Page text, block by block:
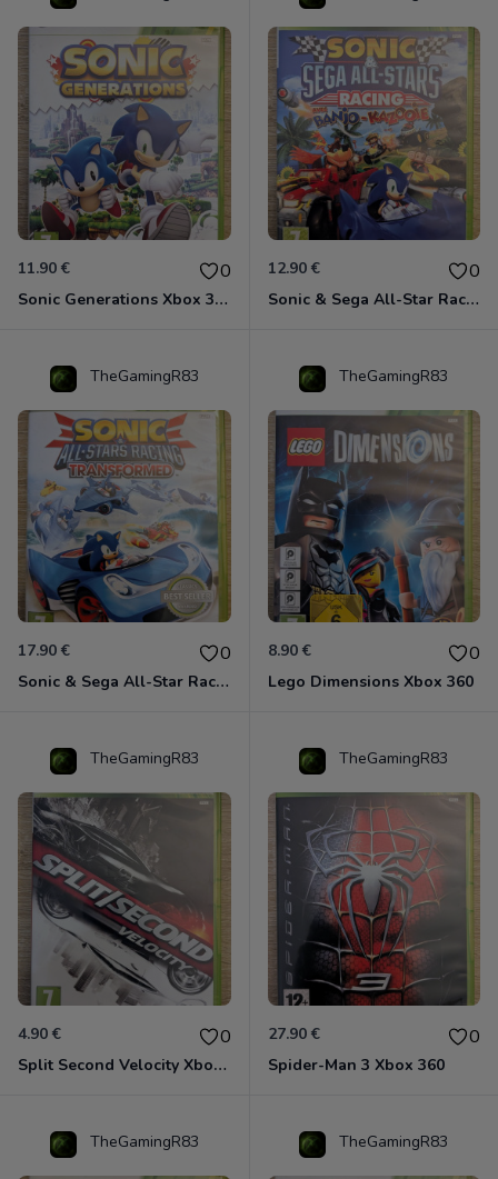
11.90 € 0
Sonic Generations Xbox 360
12.90 € 0
Sonic & Sega All-Star Racing avec Banjo-Kazooie Xbox 360
TheGamingR83
17.90 € 0
Sonic & Sega All-Star Racing - Transformed Xbox 360
TheGamingR83
8.90 € 0
Lego Dimensions Xbox 360
TheGamingR83
4.90 € 0
Split Second Velocity Xbox 360
TheGamingR83
27.90 € 0
Spider-Man 3 Xbox 360
TheGamingR83 TheGamingR83